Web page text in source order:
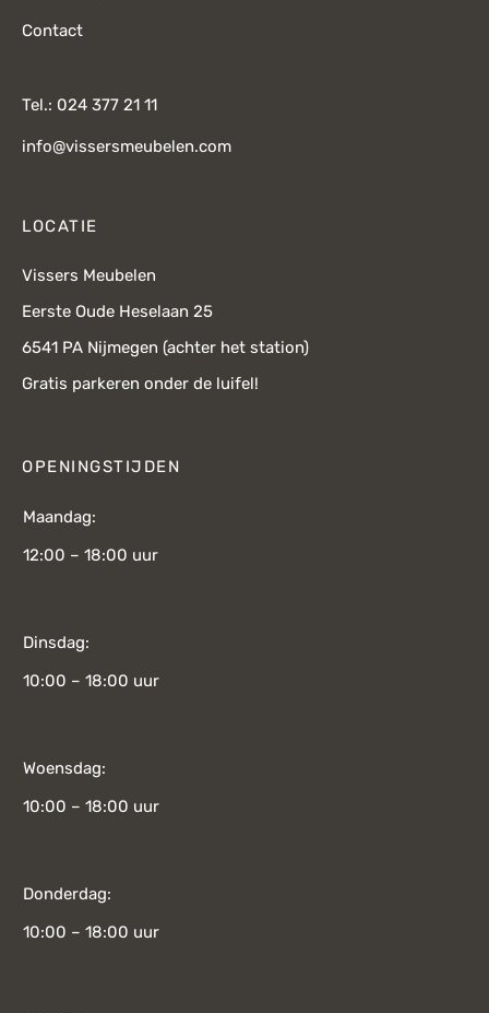
Contact
Tel.: 024 377 21 11
info@vissersmeubelen.com
LOCATIE
Vissers Meubelen
Eerste Oude Heselaan 25
6541 PA Nijmegen (achter het station)
Gratis parkeren onder de luifel!
OPENINGSTIJDEN
Maandag:
12:00 – 18:00 uur
Dinsdag:
10:00 – 18:00 uur
Woensdag:
10:00 – 18:00 uur
Donderdag:
10:00 – 18:00 uur